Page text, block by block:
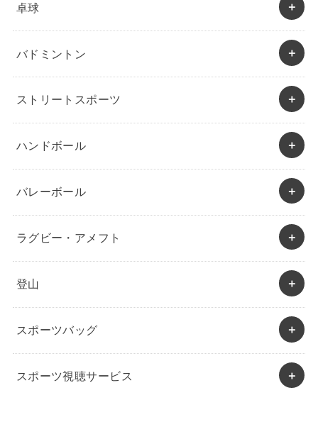
卓球
バドミントン
ストリートスポーツ
ハンドボール
バレーボール
ラグビー・アメフト
登山
スポーツバッグ
スポーツ視聴サービス